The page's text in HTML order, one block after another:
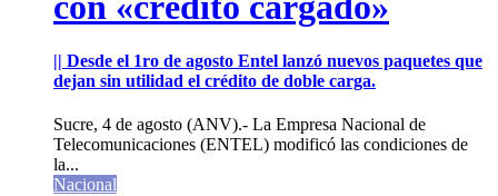
|| Desde el 1ro de agosto Entel lanzó nuevos paquetes que
dejan sin utilidad el crédito de doble carga.
Sucre, 4 de agosto (ANV).- La Empresa Nacional de
Telecomunicaciones (ENTEL) modificó las condiciones de
la...
Nacional